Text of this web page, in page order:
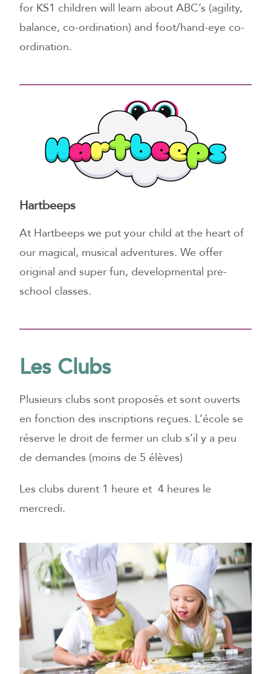
for KS1 children will learn about ABC’s (agility,
balance, co-ordination) and foot/hand-eye co-
ordination.
Hartbeeps
At Hartbeeps we put your child at the heart of
our magical, musical adventures. We offer
original and super fun, developmental pre-
school classes.
Les Clubs
Plusieurs clubs sont proposés et sont ouverts
en fonction des inscriptions reçues. L’école se
réserve le droit de fermer un club s’il y a peu
de demandes (moins de 5 élèves)
Les clubs durent 1 heure et 4 heures le
mercredi.